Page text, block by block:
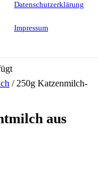
Datenschutzerklärung
Impressum
/ 250g Katzenmilch-
aus